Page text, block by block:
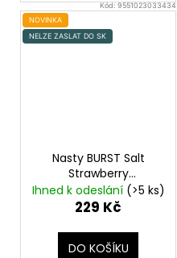
Kód:9551023033434
NOVINKA
NELZE ZASLAT DO SK
Nasty BURST Salt
Strawberry
Watermelon 10ml
20mgJahoda, Vodní
složka (ICE)
Ihned k odeslání (>5 ks)
229 Kč
DO KOŠÍKU